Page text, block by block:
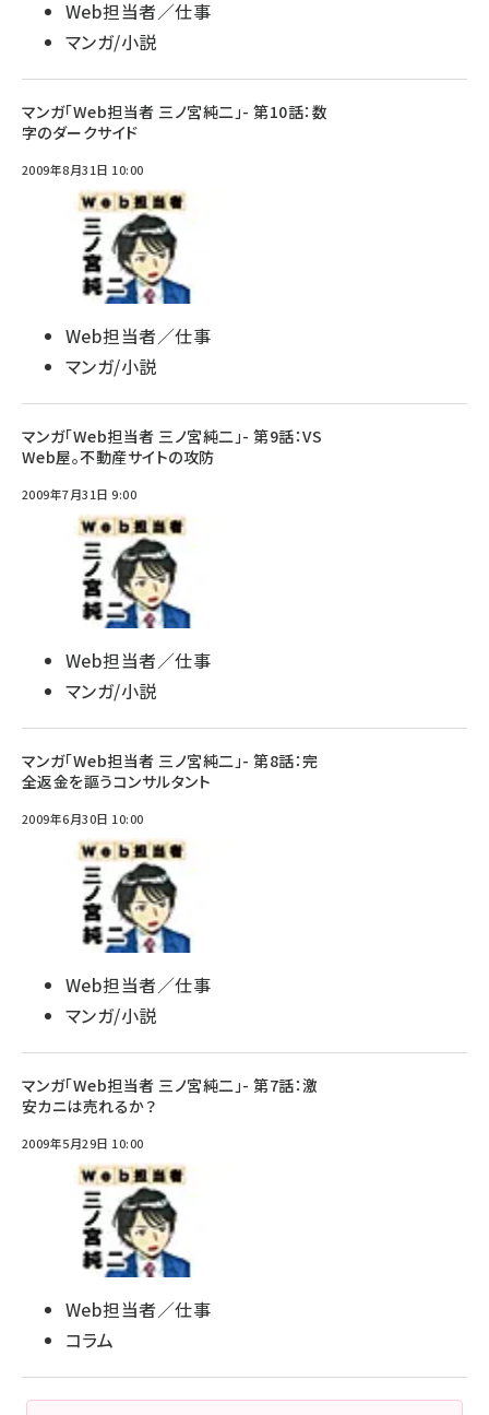
Web担当者／仕事
マンガ/小説
マンガ「Web担当者 三ノ宮純二」- 第10話：数
字のダークサイド
2009年8月31日 10:00
Web担当者／仕事
マンガ/小説
マンガ「Web担当者 三ノ宮純二」- 第9話：VS
Web屋。不動産サイトの攻防
2009年7月31日 9:00
Web担当者／仕事
マンガ/小説
マンガ「Web担当者 三ノ宮純二」- 第8話：完
全返金を謳うコンサルタント
2009年6月30日 10:00
Web担当者／仕事
マンガ/小説
マンガ「Web担当者 三ノ宮純二」- 第7話：激
安カニは売れるか？
2009年5月29日 10:00
Web担当者／仕事
コラム